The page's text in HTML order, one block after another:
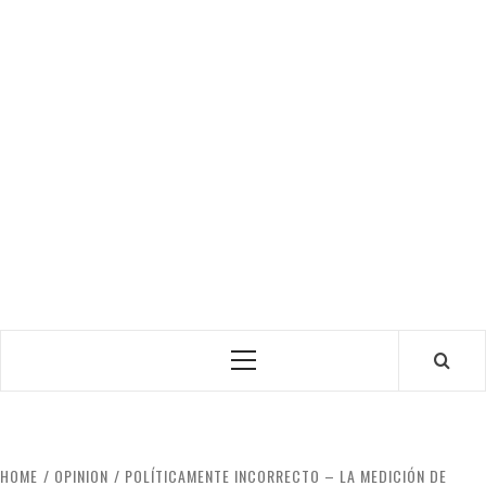
Primary
HOME OPINION POLÍTICAMENTE INCORRECTO – LA MEDICIÓN DE